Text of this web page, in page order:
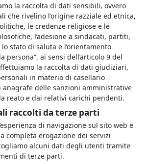
la raccolta di dati sensibili, ovvero
che rivelino l’origine razziale ed etnica,
le credenze religiose e le
l’adesione a sindacati, partiti,
stato di saluta e l’orientamento
persona”, ai sensi dell’articolo 9 del
la raccolta di dati giudiziari,
in materia di casellario
delle sanzioni amministrative
reato e dai relativi carichi pendenti.
raccolti da terze parti
di navigazione sul sito web e
completa erogazione dei servizi
alcuni dati degli utenti tramite
di terze parti.